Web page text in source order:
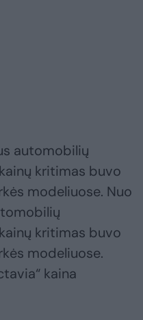
automobilių
kritimas buvo
modeliuose. Nuo
kritimas buvo
modeliuose.
kaina